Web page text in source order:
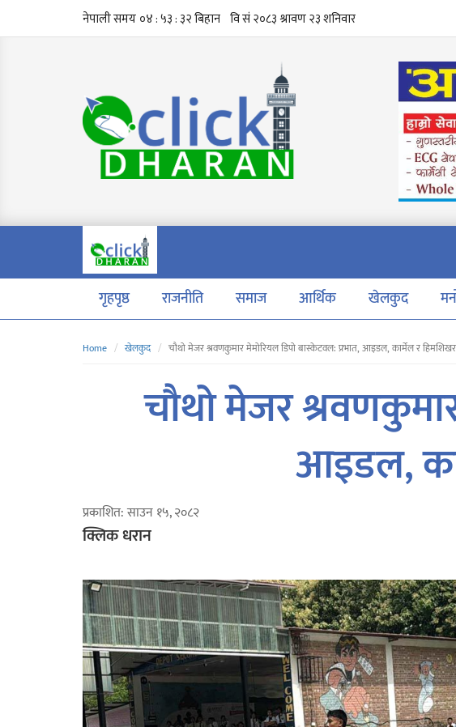
गृहपृष्ठ राजनीति समाज आर्थिक खेलकुद
Home खेलकुद चौथो मेजर श्रवणकुमार मेमोरियल डिपो बास्केटवल: प्रभात, आइडल, कार्मेल र
चौथो मेजर
आइडल,
प्रकाशित: साउन १५, २०८२
क्लिक धरान